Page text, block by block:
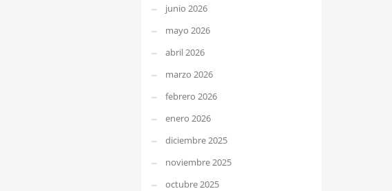
junio 2026
mayo 2026
abril 2026
marzo 2026
febrero 2026
enero 2026
diciembre 2025
noviembre 2025
octubre 2025